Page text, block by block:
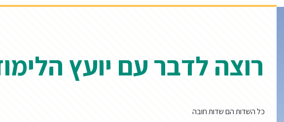
רוצה לדבר עם יועץ
כל השדות הם שדות חובה